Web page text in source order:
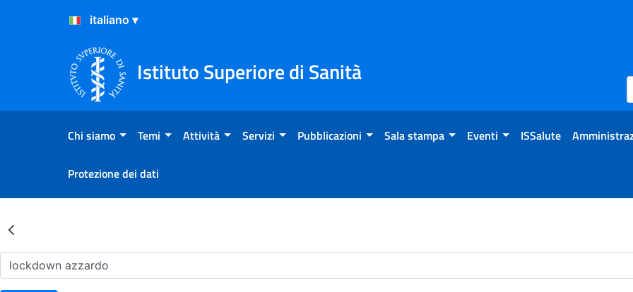
Salta al Contenuto
Salta al Footer
Istituto Superiore di Sanità
Chi siamo Temi Attività Servizi Pubblicazioni Sala stampa Eventi ISSalute
Protezione dei dati
Risultati della Ricerca - Archivio